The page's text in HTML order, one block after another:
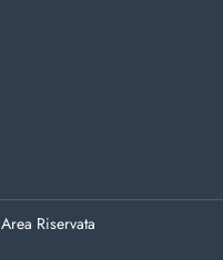
Area Riservata